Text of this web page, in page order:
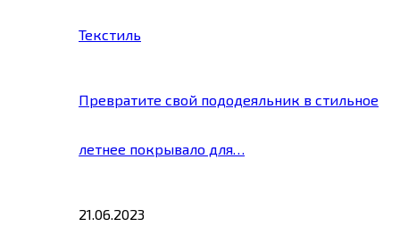
Текстиль
Превратите свой пододеяльник в стильное
летнее покрывало для…
21.06.2023